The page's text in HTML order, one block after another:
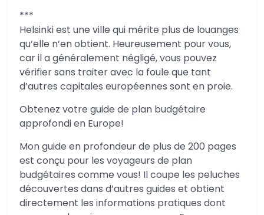
***
Helsinki est une ville qui mérite plus de louanges
qu’elle n’en obtient. Heureusement pour vous,
car il a généralement négligé, vous pouvez
vérifier sans traiter avec la foule que tant
d’autres capitales européennes sont en proie.
Obtenez votre guide de plan budgétaire
approfondi en Europe!
Mon guide en profondeur de plus de 200 pages
est conçu pour les voyageurs de plan
budgétaires comme vous! Il coupe les peluches
découvertes dans d’autres guides et obtient
directement les informations pratiques dont